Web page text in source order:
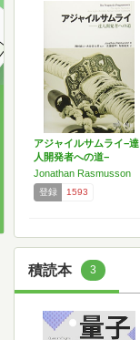
アジャイルサムライ−達
人開発者への道−
Jonathan Rasmusson
登録 1593
積読本 3